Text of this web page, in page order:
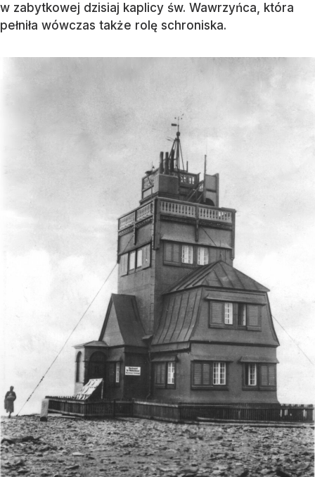
w zabytkowej dzisiaj kaplicy św. Wawrzyńca, która
pełniła wówczas także rolę schroniska.